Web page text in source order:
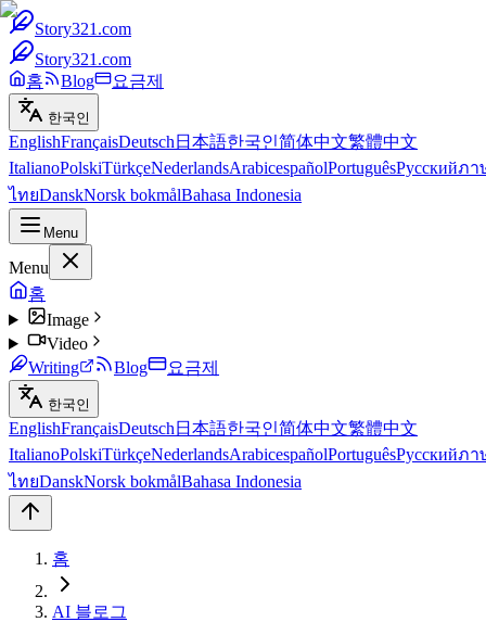
Story321.com
Story321.com
홈
Blog 요금제
한국인
EnglishFrançaisDeutsch 日本語한국인简体中文繁體中文
ItalianoPolskiTürkçeNederlandsArabicespañolPortuguêsРусскийภา
ไทยDanskNorsk bokmålBahasa Indonesia
Menu
Menu
홈
Image
Video
Writing
Blog 요금제
한국인
EnglishFrançaisDeutsch 日本語한국인简体中文繁體中文
ItalianoPolskiTürkçeNederlandsArabicespañolPortuguêsРусскийภา
ไทยDanskNorsk bokmålBahasa Indonesia
홈
AI 블로그